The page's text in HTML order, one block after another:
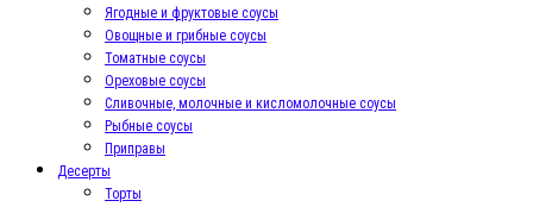
Ягодные и фруктовые соусы
Овощные и грибные соусы
Томатные соусы
Ореховые соусы
Сливочные, молочные и кисломолочные соусы
Рыбные соусы
Приправы
Десерты
Торты